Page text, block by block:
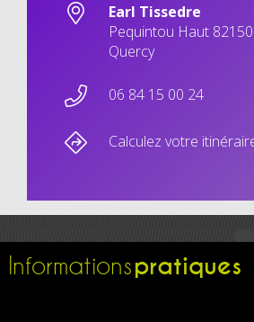
Earl Tissedre
Pequintou Haut
Quercy
06 84 15 00 24
Calculez votre
Informationspratiques